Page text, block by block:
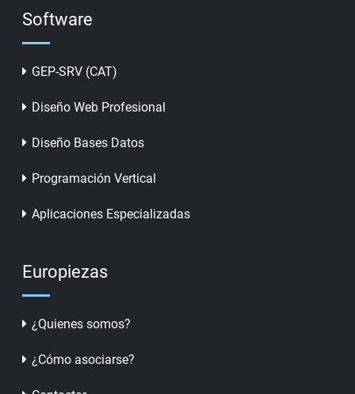
Software
GEP-SRV (CAT)
Diseño Web Profesional
Diseño Bases Datos
Programación Vertical
Aplicaciones Especializadas
Europiezas
¿Quienes somos?
¿Cómo asociarse?